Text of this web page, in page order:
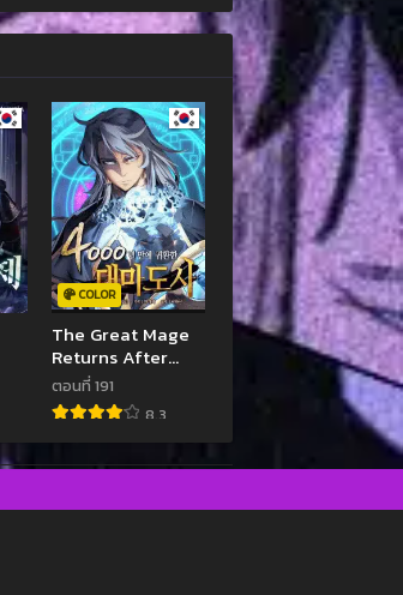
COLOR
The Great Mage
Returns After
4000 Years
ตอนที่ 191
8.3